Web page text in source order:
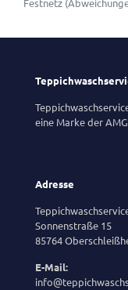
Festnetz
eine Marke der
Adresse
Sonnenstraße 15
85764
E-Mail: